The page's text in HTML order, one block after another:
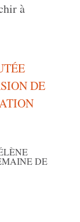
à
DE